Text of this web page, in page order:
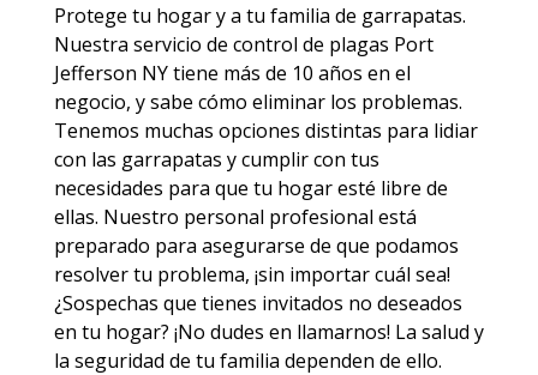
Protege tu hogar y a tu familia de garrapatas.
Nuestra servicio de control de plagas Port
Jefferson NYtiene más de 10 años en el
negocio, y sabe cómo eliminar los problemas.
Tenemos muchas opciones distintas para lidiar
con las garrapatas y cumplir con tus
necesidades para que tu hogar esté libre de
ellas. Nuestro personal profesional está
preparado para asegurarse de que podamos
resolver tu problema, ¡sin importar cuál sea!
¿Sospechas que tienes invitados no deseados
en tu hogar? ¡No dudes en llamarnos! La salud y
la seguridad de tu familia dependen de ello.